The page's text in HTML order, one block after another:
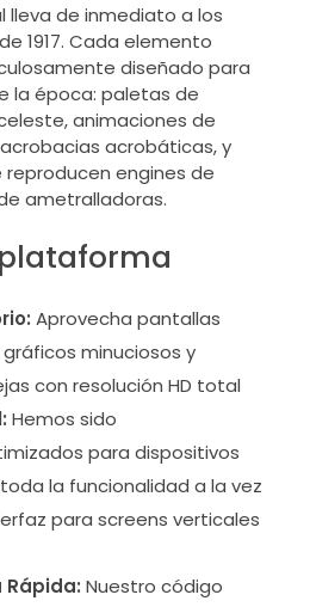
lleva de inmediato a los
1917. Cada elemento
diseñado para
la época: paletas de
animaciones de
acrobáticas, y
engines de
ametralladoras.
Aprovecha pantallas
minuciosos y
con resolución HD total
Hemos sido
para dispositivos
la funcionalidad a la vez
para screens verticales
Nuestro código